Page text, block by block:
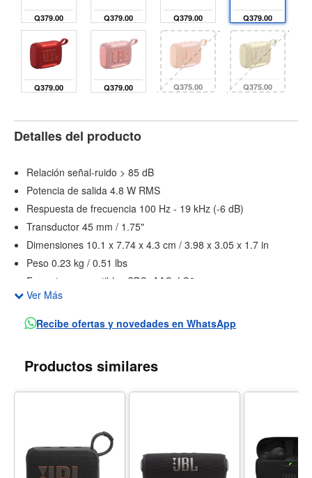
Q379.00 Q379.00 Q379.00 Q379.00
Q379.00 Q379.00 Q375.00 Q375.00
Detalles del producto
Relación señal-ruido > 85 dB
Potencia de salida 4.8 W RMS
Respuesta de frecuencia 100 Hz - 19 kHz (-6 dB)
Transductor 45 mm / 1.75"
Dimensiones 10.1 x 7.74 x 4.3 cm / 3.98 x 3.05 x 1.7 in
Peso 0.23 kg / 0.51 lbs
Formatos compatibles SBC, AAC, LC3
Puertos USB-C (entrada)
Perfil Bluetooth A2DP V1.4, AVRCP V1.6
Potencia Bluetooth ≤ 16 dBm (EIRP)
Versión Bluetooth 6.0
Tiempo de carga 3 horas
Tiempo de reproducción 8 horas
Ver Más
Recibe ofertas y novedades en WhatsApp
Productos similares